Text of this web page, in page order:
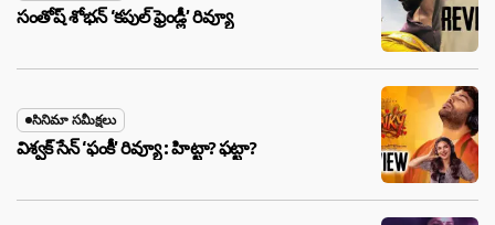
సంతోష్ శోభన్ ‘కపుల్ ఫ్రెండ్లీ’ రివ్యూ
సినిమా సమీక్షలు
విశ్వక్ సేన్ ‘ఫంకీ’ రివ్యూ : హిట్టా? ఫట్టా?